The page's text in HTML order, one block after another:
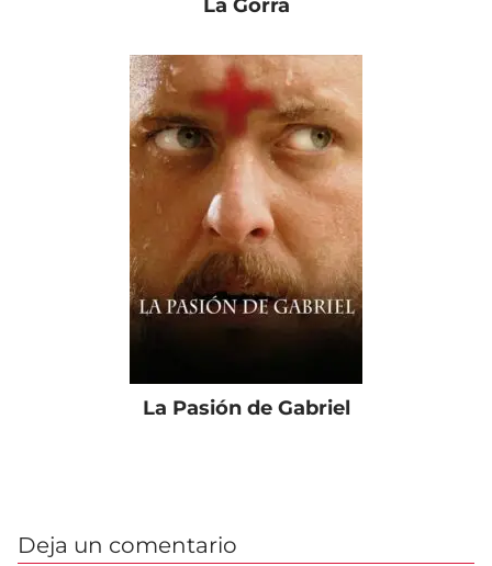
La Gorra
La Pasión de Gabriel
Deja un comentario